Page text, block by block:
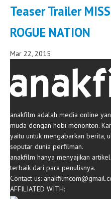
Teaser Trailer
ROGUE NATION
Mar 22, 2015
anakfilm adalah media online
muda dengan hobi menonton.
yaitu untuk mengabarkan berita,
seputar dunia perfilman.
anakfilm hanya menyajikan
terbaik dari para penulisnya.
Contact us:
AFFILIATED WITH: